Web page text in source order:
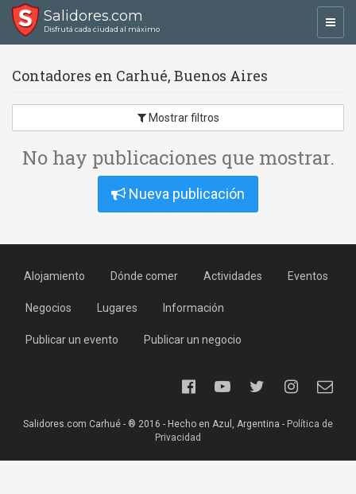
Salidores.com
Disfrutá cada ciudad al máximo
Contadores en Carhué, Buenos Aires
Mostrar filtros
No hay publicaciones que mostrar.
Nueva publicación
Alojamiento Dónde comer Actividades Eventos
Negocios Lugares Información
Publicar un evento Publicar un negocio
Salidores.com Carhué - ® 2016 - Hecho en Azul, Argentina - Política de
Privacidad